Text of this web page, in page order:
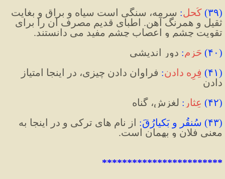
(۳۹) کُحل:
تقویت چشم و اعصاب چشم مفید می دانستند.
(۴۰) حَزم: دور اندیشی
(۴۱) فِرِه دادن:
دادن
(۴۲) عِثار : لغزش، گناه
(۴۳) سُنقُر و بَکیارُقَ:
معنی فلان و بهمان است.
************************